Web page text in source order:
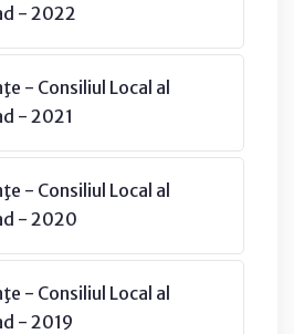
- 2022
- Consiliul Local al
- 2021
- Consiliul Local al
- 2020
- Consiliul Local al
- 2019